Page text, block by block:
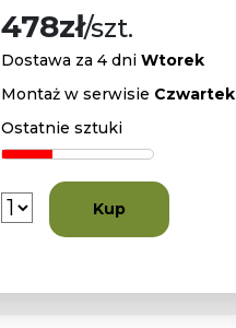
478zł/szt.
Dostawa za 4 dni Wtorek
Montaż w serwisie Czwartek
Ostatnie sztuki
Kup